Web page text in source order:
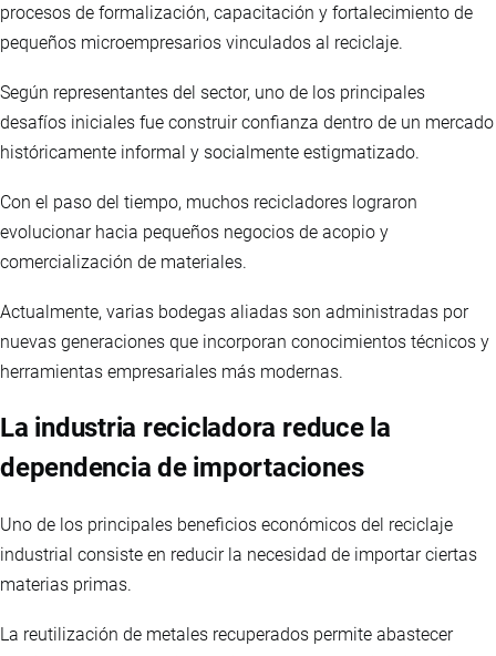
procesos de formalización, capacitación y fortalecimiento de
pequeños microempresarios vinculados al reciclaje.
Según representantes del sector, uno de los principales
desafíos iniciales fue construir confianza dentro de un mercado
históricamente informal y socialmente estigmatizado.
Con el paso del tiempo, muchos recicladores lograron
evolucionar hacia pequeños negocios de acopio y
comercialización de materiales.
Actualmente, varias bodegas aliadas son administradas por
nuevas generaciones que incorporan conocimientos técnicos y
herramientas empresariales más modernas.
La industria recicladora reduce la
dependencia de importaciones
Uno de los principales beneficios económicos del reciclaje
industrial consiste en reducir la necesidad de importar ciertas
materias primas.
La reutilización de metales recuperados permite abastecer